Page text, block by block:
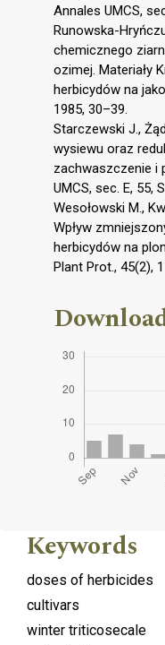
Annales UMCS,
Runowska-
chemicznego
ozimej. Materiały
herbicydów na
1985, 30–39.
Starczewski J.,
wysiewu oraz
zachwaszczenie i
UMCS, sec. E, 55,
Wesołowski M.,
Wpływ
herbicydów na
Plant Prot., 45(2),
Keywords
doses of herbicides
cultivars
winter triticosecale